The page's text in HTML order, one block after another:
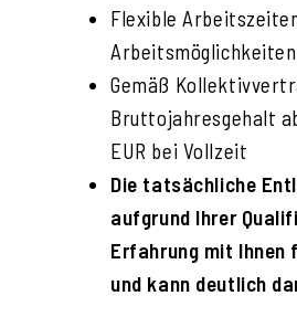
Flexible
Arbeitsmöglichkeiten
Gemäß
Bruttojahresgehalt
EUR bei Vollzeit
Die tatsächliche
aufgrund Ihrer
Erfahrung mit Ihnen
und kann deutlich